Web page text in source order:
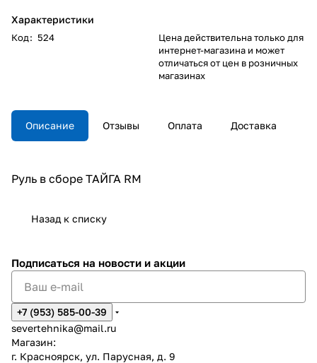
Характеристики
Код: 524
Цена действительна только для
интернет-магазина и может
отличаться от цен в розничных
магазинах
Описание Отзывы Оплата Доставка
Руль в сборе ТАЙГА RM
Назад к списку
Подписаться на новости и акции
+7 (953) 585-00-39
severtehnika@mail.ru
Магазин:
г. Красноярск, ул. Парусная, д. 9